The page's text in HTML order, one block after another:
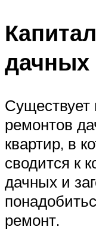
Существует
ремонтов
квартир, в
сводится к
дачных и
ремонт.